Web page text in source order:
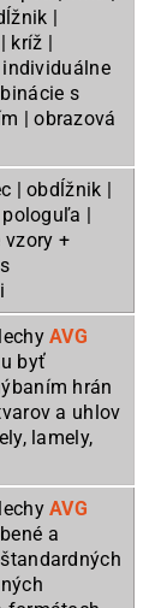
|
kríž |
s
| obrazová
| obdĺžnik |
|
+
AVG
byť
hrán
a uhlov
lamely,
AVG
a